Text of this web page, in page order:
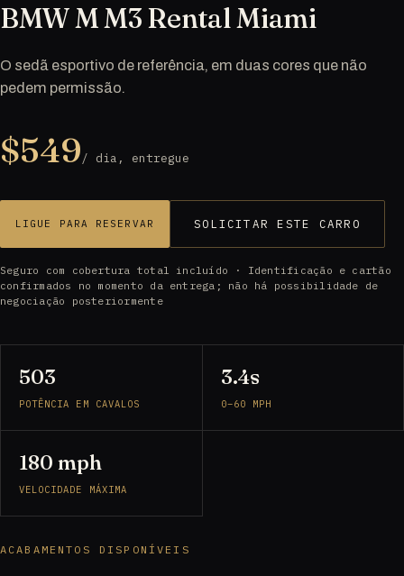
BMW M M3 Rental Miami
O sedã esportivo de referência, em duas cores que não
pedem permissão.
$549/ dia, entregue
LIGUE PARA RESERVAR SOLICITAR ESTE CARRO
Seguro com cobertura total incluído · Identificação e cartão
confirmados no momento da entrega; não há possibilidade de
negociação posteriormente
503
POTÊNCIA EM CAVALOS
3.4s
0–60 MPH
180 mph
VELOCIDADE MÁXIMA
ACABAMENTOS DISPONÍVEIS